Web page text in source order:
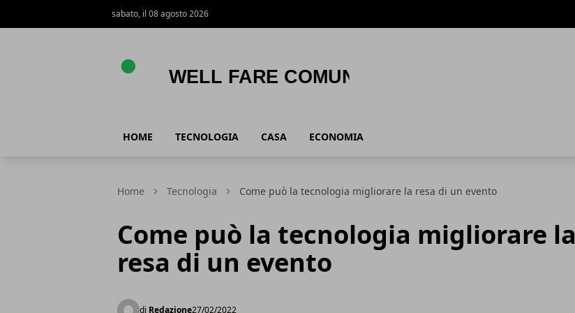
sabato, il 08 agosto 2026
HOME TECNOLOGIA CASA ECONOMIA
Home Tecnologia Come può la tecnologia migliorare la resa di un evento
Come può la tecnologia migliorare la
resa di un evento
di Redazione27/02/2022